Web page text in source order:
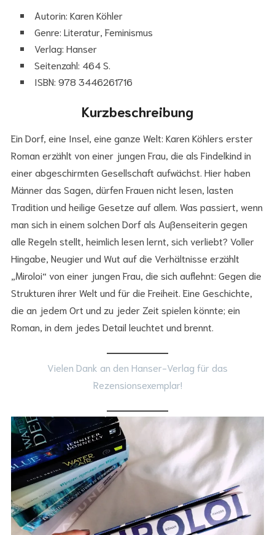
Autorin: Karen Köhler
Genre: Literatur, Feminismus
Verlag: Hanser
Seitenzahl: 464 S.
ISBN: 978 3446261716
Kurzbeschreibung
Ein Dorf, eine Insel, eine ganze Welt: Karen Köhlers erster
Roman erzählt von einer jungen Frau, die als Findelkind in
einer abgeschirmten Gesellschaft aufwächst. Hier haben
Männer das Sagen, dürfen Frauen nicht lesen, lasten
Tradition und heilige Gesetze auf allem. Was passiert, wenn
man sich in einem solchen Dorf als Außenseiterin gegen
alle Regeln stellt, heimlich lesen lernt, sich verliebt? Voller
Hingabe, Neugier und Wut auf die Verhältnisse erzählt
„Miroloi“ von einer jungen Frau, die sich auflehnt: Gegen die
Strukturen ihrer Welt und für die Freiheit. Eine Geschichte,
die an jedem Ort und zu jeder Zeit spielen könnte; ein
Roman, in dem jedes Detail leuchtet und brennt.
Vielen Dank an den Hanser-Verlag für das
Rezensionsexemplar!